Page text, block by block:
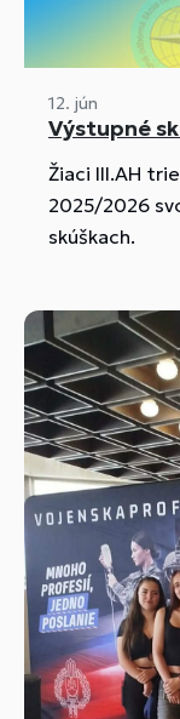
12. jún
Výstupné
Žiaci lll.AH
2025/2026
skúškach.